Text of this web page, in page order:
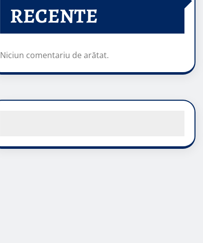
RECENTE
Niciun comentariu de arătat.